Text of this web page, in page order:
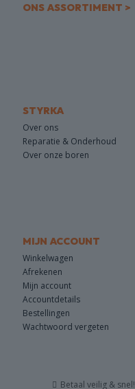
ONS ASSORTIMENT >
STYRKA
Over ons
Reparatie & Onderhoud
Over onze boren
MIJN ACCOUNT
Winkelwagen
Afrekenen
Mijn account
Accountdetails
Bestellingen
Wachtwoord vergeten
Betaal veilig & snel!